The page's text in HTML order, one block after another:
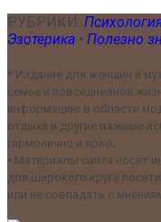
РУБРИКИ:
Эзотерика • Полезно
• Издание для женщин и
семье и повседневной
информацию в области
отдыха и другие важные
гармонично и ярко.
• Материалы сайта носят
для широкого круга
или не совпадать с